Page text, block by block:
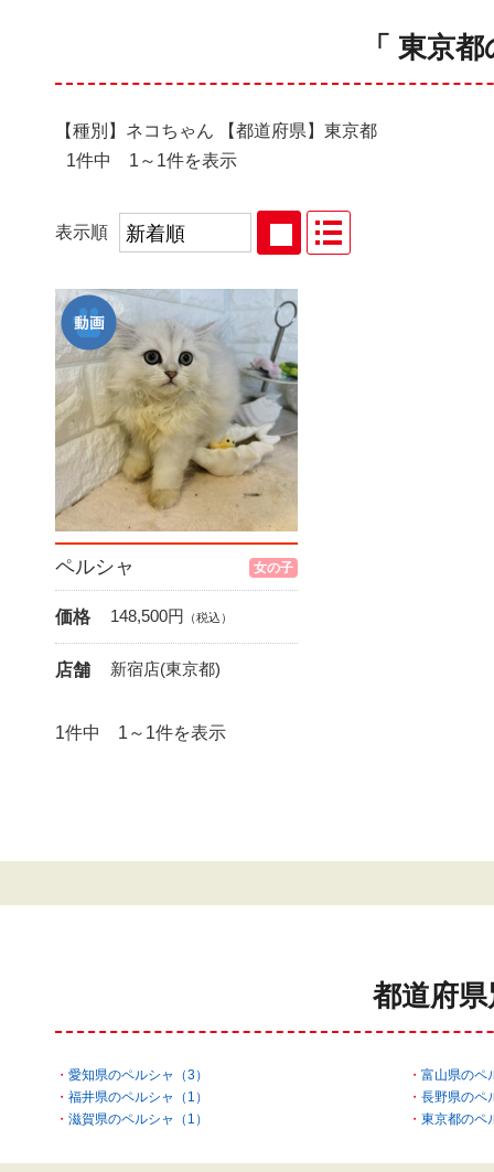
「 東京
【種別】ネコちゃん 【都道府県】東京都
1件中 1～1件を表示
表示順
ペルシャ 女の子
価格 148,500円 （税込）
店舗 新宿店(東京都)
1件中 1～1件を表示
都道府
愛知県のペルシャ（3）
富山県のペ
福井県のペルシャ（1）
長野県のペ
滋賀県のペルシャ（1）
東京都のペ